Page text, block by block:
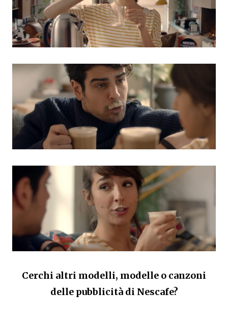
Cerchi altri modelli, modelle o canzoni
delle pubblicità di Nescafe?